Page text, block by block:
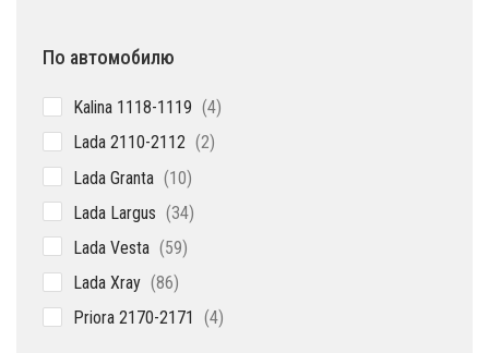
По автомобилю
Kalina 1118-1119 44
Lada 2110-2112 22
Lada Granta 1010
Lada Largus 3434
Lada Vesta 5959
Lada Xray 8686
Priora 2170-2171 44